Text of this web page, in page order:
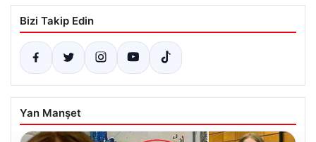
Bizi Takip Edin
Yan Manşet